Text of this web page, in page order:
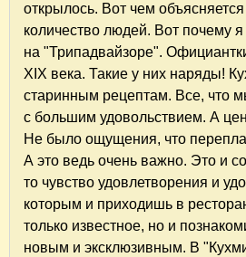
открылось. Вот чем
количество людей. Вот почему
на "Трипадвайзоре".
XIX века. Такие у них наряды!
старинным рецептам. Все, что
с большим удовольствием. А
Не было ощущения, что
А это ведь очень важно. Это и
то чувство удовлетворения и
которым и приходишь в
только известное, но и
новым и эксклюзивным. В